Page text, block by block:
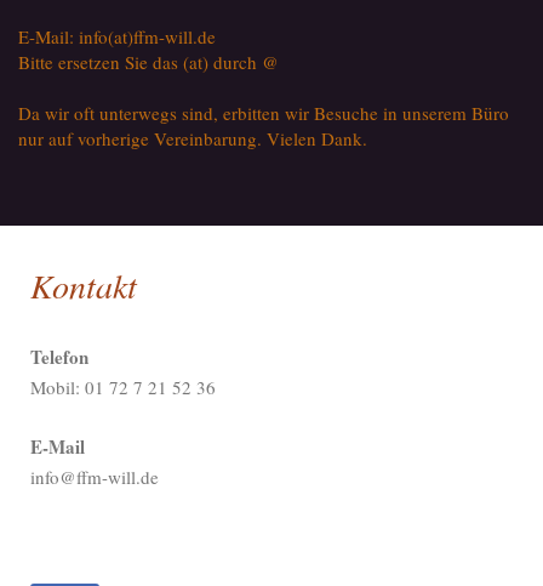
E-Mail: info(at)ffm-will.de
Bitte ersetzen Sie das (at) durch @
Da wir oft unterwegs sind, erbitten wir Besuche in unserem Büro
nur auf vorherige Vereinbarung. Vielen Dank.
Kontakt
Telefon
Mobil: 01 72 7 21 52 36
E-Mail
info@ffm-will.de